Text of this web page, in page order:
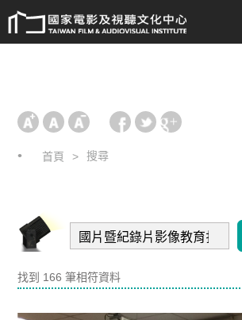
首頁 搜尋
找到 166 筆相符資料